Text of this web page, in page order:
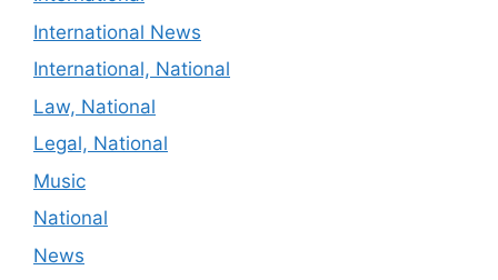
International News
International, National
Law, National
Legal, National
Music
National
News